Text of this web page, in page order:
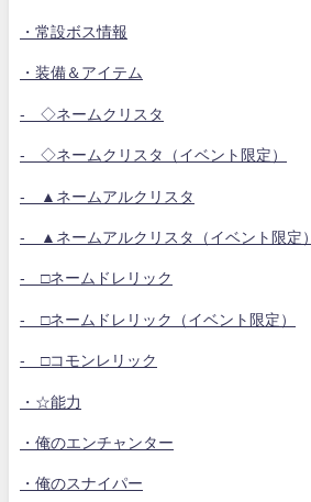
・常設ボス情報
・装備＆アイテム
- ◇ネームクリスタ
- ◇ネームクリスタ（イベント限定）
- ▲ネームアルクリスタ
- ▲ネームアルクリスタ（イベント限定）
- □ネームドレリック
- □ネームドレリック（イベント限定）
- □コモンレリック
・☆能力
・俺のエンチャンター
・俺のスナイパー